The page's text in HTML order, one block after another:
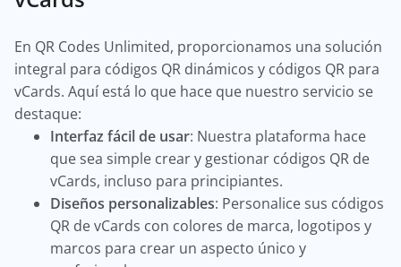
En QR Codes Unlimited, proporcionamos una solución
integral para códigos QR dinámicos y códigos QR para
vCards. Aquí está lo que hace que nuestro servicio se
destaque:
Interfaz fácil de usar: Nuestra plataforma hace
que sea simple crear y gestionar códigos QR de
vCards, incluso para principiantes.
Diseños personalizables: Personalice sus códigos
QR de vCards con colores de marca, logotipos y
marcos para crear un aspecto único y